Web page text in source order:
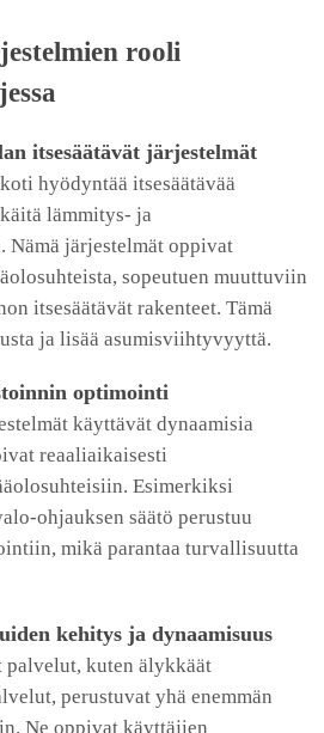
rooli
itsesäätävät järjestelmät
hyödyntää itsesäätävää
lämmitys- ja
järjestelmät oppivat
sopeutuen muuttuviin
itsesäätävät rakenteet. Tämä
ja lisää asumisviihtyvyyttä.
optimointi
käyttävät dynaamisia
reaaliaikaisesti
Esimerkiksi
ohjauksen säätö perustuu
mikä parantaa turvallisuutta
kehitys ja dynaamisuus
palvelut, kuten älykkäät
perustuvat yhä enemmän
Ne oppivat käyttäjien